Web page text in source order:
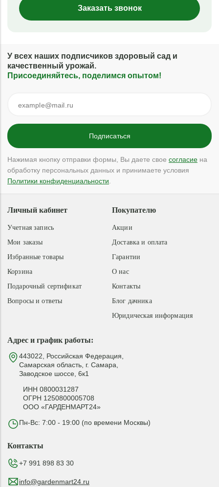
Заказать звонок
У всех наших подписчиков здоровый сад и
качественный урожай.
Присоединяйтесь, поделимся опытом!
Нажимая кнопку отправки формы, Вы даете свое согласие на
обработку персональных данных и принимаете условия
Политики конфиденциальности
Адрес и график работы:
443022, Российская Федерация,
Самарская область, г. Самара,
Заводское шоссе, 6к1
ИНН 0800031287
ОГРН 1250800005708
ООО «ГАРДЕНМАРТ24»
Пн-Вс: 7:00 - 19:00 (по времени Москвы)
Покупателю
Акции
Доставка и оплата
Гарантии
О нас
Контакты
Блог дачника
Юридическая информация
Личный кабинет
Учетная запись
Мои заказы
Избранные товары
Корзина
Подарочный сертификат
Вопросы и ответы
Контакты
+7 991 898 83 30
info@gardenmart24.ru